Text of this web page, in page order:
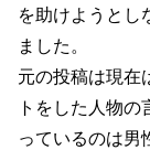
を助けようとし
ました。
元の投稿は現在
トをした人物
っているのは男